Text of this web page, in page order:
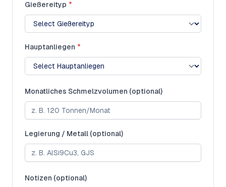
Gießereityp *
Hauptanliegen *
Monatliches Schmelzvolumen (optional)
Legierung / Metall (optional)
Notizen (optional)